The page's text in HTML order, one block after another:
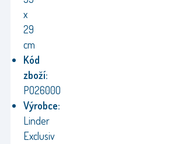
x
29
cm
Kód
zboží:
PO2600O
Výrobce:
Linder
Exclusiv